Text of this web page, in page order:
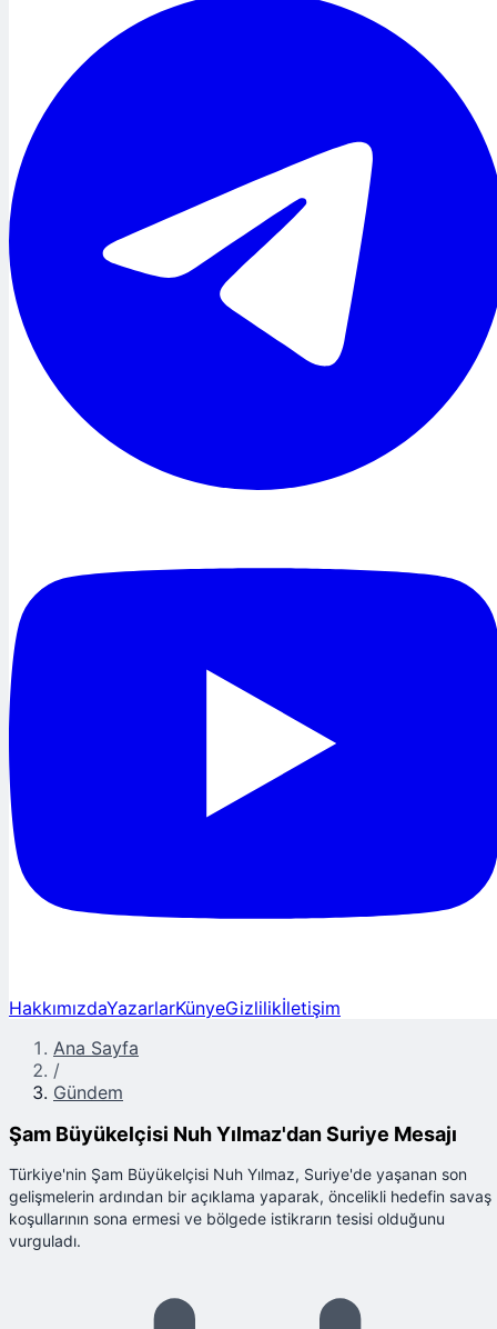
HakkımızdaYazarlarKünyeGizlilikİletişim
Ana Sayfa
/
Gündem
Şam Büyükelçisi Nuh Yılmaz'dan Suriye Mesajı
Türkiye'nin Şam Büyükelçisi Nuh Yılmaz, Suriye'de yaşanan son
gelişmelerin ardından bir açıklama yaparak, öncelikli hedefin savaş
koşullarının sona ermesi ve bölgede istikrarın tesisi olduğunu
vurguladı.